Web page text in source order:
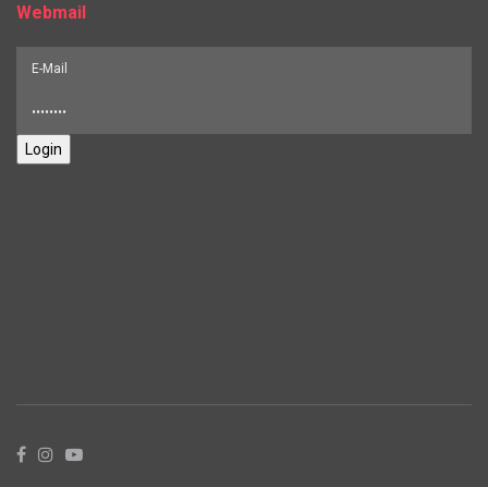
Webmail
Login